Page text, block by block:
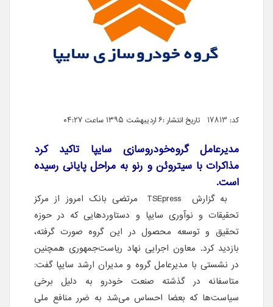
کد: 17813 تاریخ انتشار :۶ اردیبهشت ۱۳۹۵ ساعت ۰۴:۲۷
مدیرعامل گروه‌خودروسازی سایپا تاکید کرد
مذاکرات با سیتروئن و رنو به مراحل پایانی رسیده
است.
به گزارشTSEpress مرتضی بانک امروز از مرکز
تحقیقات و نوآوری سایپا و دستاوردهایی که در حوزه
تحقیق و توسعه محصول در این گروه صورت گرفته،
بازدید کرد. معاون اجرایی نهاد ریاست‌جمهوری همچنین
در نشستی با مدیرعامل گروه و مدیران ارشد سایپا گفت:
متاسفانه در گذشته صنعت خودرو به دلیل برخی
سیاست‌ها که بعضا احساس می‌شد به ضرر منافع ملی